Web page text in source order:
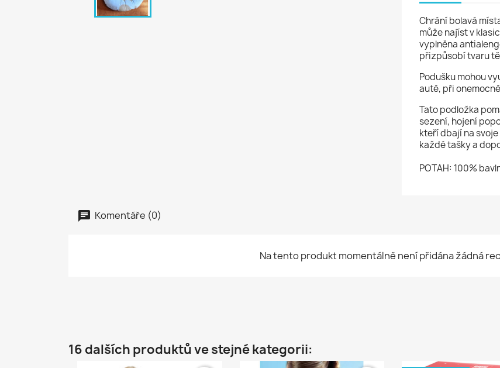
Chrání bolavá
může najíst v
vyplněna
přizpůsobí tvaru
Podušku mohou
autě, při
Tato podložka
sezení, hojení
kteří dbají na
každé tašky a
POTAH: 100%
Komentáře (0)
Na tento produkt momentálně není přidána žádná
16 dalších produktů ve stejné kategorii: